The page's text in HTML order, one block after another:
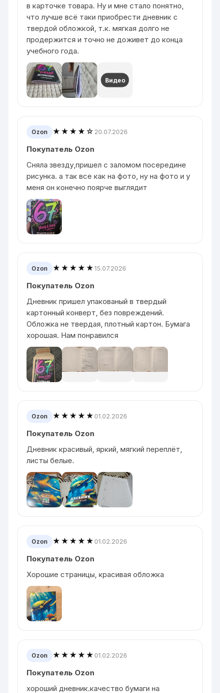
в карточке товара. Ну и мне стало понятно,
что лучше всё таки приобрести дневник с
твердой обложкой, т.к. мягкая долго не
продержится и точно не доживет до конца
учебного года.
Видео
Ozon ★★★★☆ 20.07.2026
Покупатель Ozon
Сняла звезду,пришел с заломом посередине
рисунка. а так все как на фото, ну на фото и у
меня он конечно поярче выглядит
Ozon ★★★★★15.07.2026
Покупатель Ozon
Дневник пришел упакованый в твердый
картонный конверт, без повреждений.
Обложка не твердая, плотный картон. Бумага
хорошая. Нам понравился
Ozon ★★★★★ 01.02.2026
Покупатель Ozon
Дневник красивый, яркий, мягкий переплёт,
листы белые.
Ozon ★★★★★ 01.02.2026
Покупатель Ozon
Хорошие страницы, красивая обложка
Ozon ★★★★★ 01.02.2026
Покупатель Ozon
хороший дневник.качество бумаги на